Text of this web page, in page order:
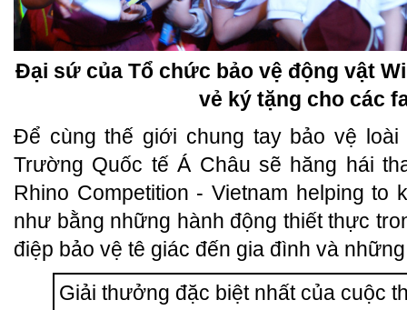
Đại sứ của Tổ chức bảo vệ động vật
vẻ ký tặng cho các
Để cùng thế giới chung tay bảo vệ
Trường Quốc tế Á Châu sẽ hăng hái
Rhino Competition - Vietnam helping to
như bằng những hành động thiết thực
điệp bảo vệ tê giác đến gia đình và
Giải thưởng đặc biệt nhất của cuộc